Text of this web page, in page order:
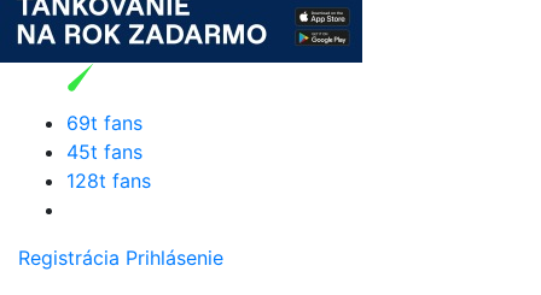
69t fans
45t fans
128t fans
Registrácia Prihlásenie